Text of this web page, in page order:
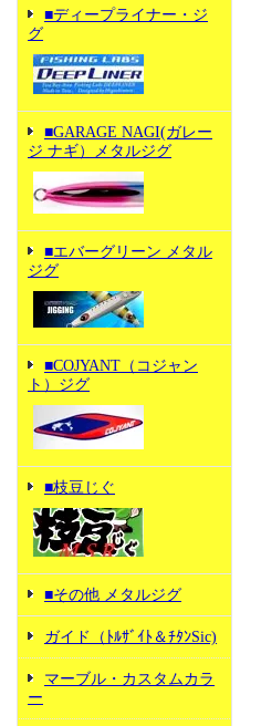
■ディープライナー・ジ
グ
■GARAGE NAGI(ガレー
ジ ナギ）メタルジグ
■エバーグリーン メタル
ジグ
■COJYANT（コジャン
ト）ジグ
■枝豆じぐ
■その他 メタルジグ
ガイド（ﾄﾙｻﾞｲﾄ＆ﾁﾀﾝSic)
マーブル・カスタムカラ
ー